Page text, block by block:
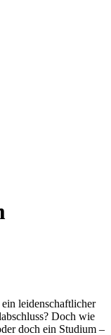
leidenschaftlicher
Doch wie
doch ein Studium –